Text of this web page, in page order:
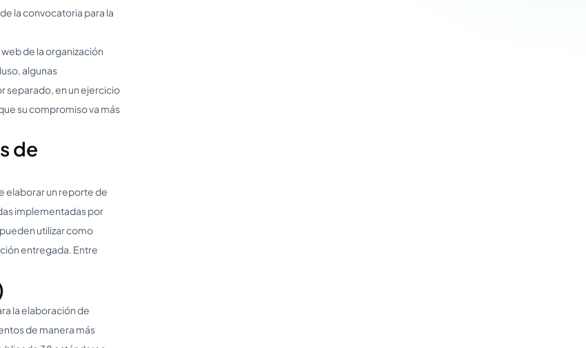
la convocatoria para la
de la organización
algunas
separado, en un ejercicio
su compromiso va más
de
elaborar un reporte de
implementadas por
utilizar como
entregada. Entre
la elaboración de
de manera más